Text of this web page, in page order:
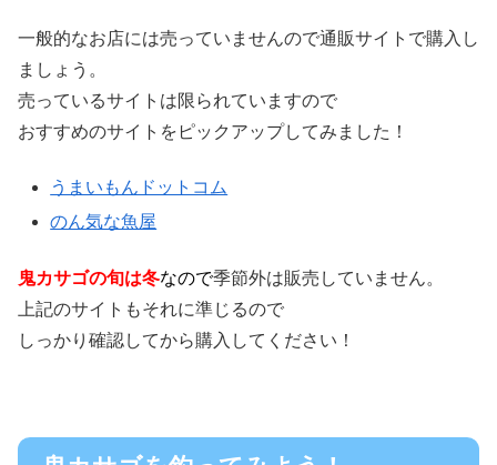
一般的なお店には売っていませんので通販サイトで購入し
ましょう。
売っているサイトは限られていますので
おすすめのサイトをピックアップしてみました！
うまいもんドットコム
のん気な魚屋
鬼カサゴの旬は冬なので季節外は販売していません。
上記のサイトもそれに準じるので
しっかり確認してから購入してください！